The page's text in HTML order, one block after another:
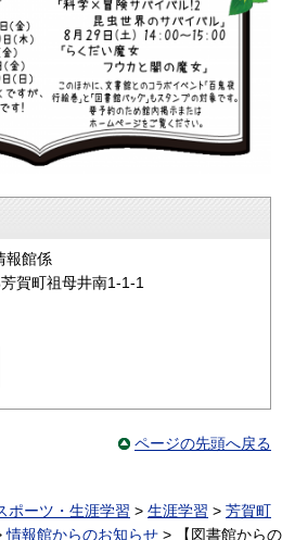
報館係
賀町祖母井南1-1-1
ページの先頭へ戻る
ポーツ・生涯学習 > 生涯学習 > 芳賀町
情報館からのお知らせ > 【図書館からの